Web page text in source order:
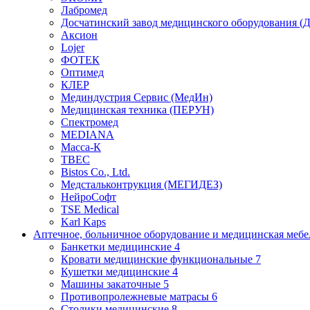
Лабромед
Досчатинский завод медицинского оборудования
Аксион
Lojer
ФОТЕК
Оптимед
КЛЕР
Мединдустрия Сервис (МедИн)
Медицинская техника (ПЕРУН)
Спектромед
MEDIANA
Масса-К
ТВЕС
Bistos Co., Ltd.
Медстальконтрукция (МЕГИДЕЗ)
НейроСофт
TSE Medical
Karl Kaps
Аптечное, больничное оборудование и медицинская
Банкетки медицинские 4
Кровати медицинские функциональные 7
Кушетки медицинские 4
Машины закаточные 5
Противопролежневые матрасы 6